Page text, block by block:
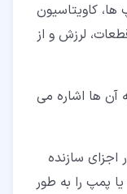
کاویتاسیون
لرزش و از
آن ها اشاره می
اجزای سازنده
پمپ را به طور